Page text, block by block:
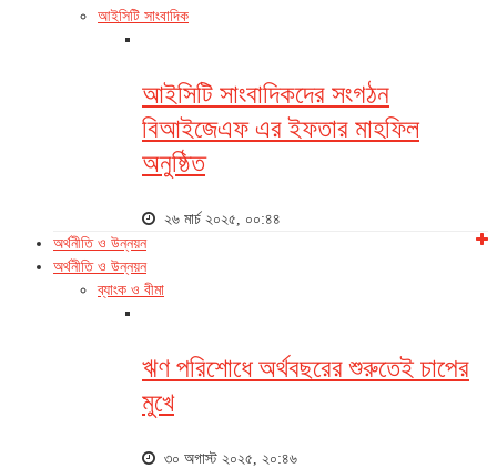
আইসিটি সাংবাদিক
আইসিটি সাংবাদিকদের সংগঠন
বিআইজেএফ এর ইফতার মাহফিল
অনুষ্ঠিত
২৬ মার্চ ২০২৫, ০০:৪৪
অর্থনীতি ও উন্নয়ন
অর্থনীতি ও উন্নয়ন
ব্যাংক ও বীমা
ঋণ পরিশোধে অর্থবছরের শুরুতেই চাপের
মুখে
৩০ অগাস্ট ২০২৫, ২০:৪৬